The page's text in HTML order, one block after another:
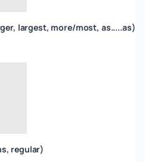
largest, more/most, as.....as)
regular)